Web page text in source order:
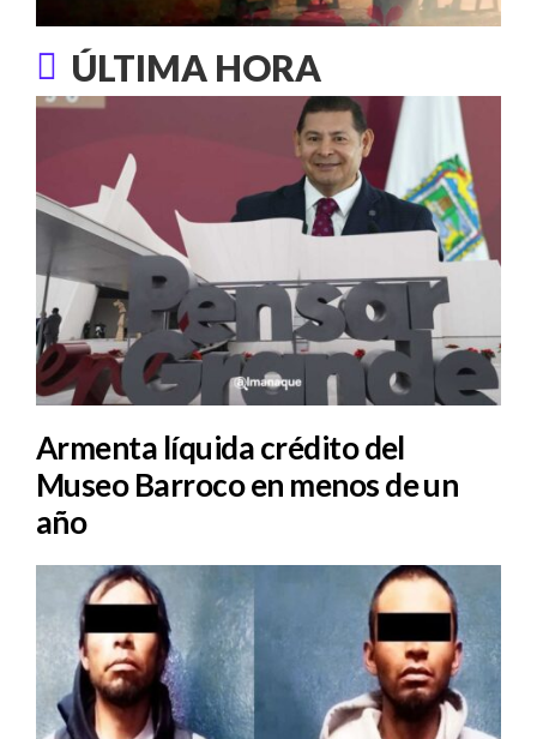
ÚLTIMA HORA
Armenta líquida crédito del
Museo Barroco en menos de un
año